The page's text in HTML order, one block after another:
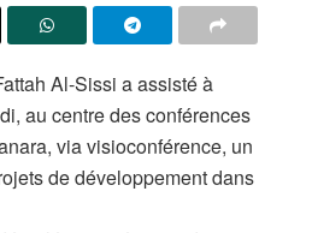
Al-Sissi a assisté à
au centre des conférences
via visioconférence, un
de développement dans